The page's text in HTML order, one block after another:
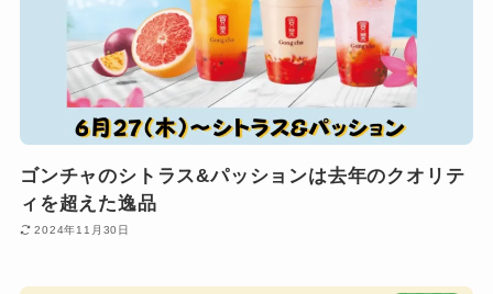
ゴンチャのシトラス&パッションは去年のクオリテ
ィを超えた逸品
2024年11月30日